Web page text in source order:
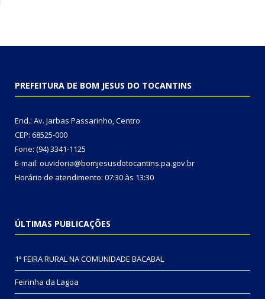
PREFEITURA DE BOM JESUS DO TOCANTINS
End.: Av. Jarbas Passarinho, Centro
CEP: 68525-000
Fone: (94) 3341-1125
E-mail: ouvidoria@bomjesusdotocantins.pa.gov.br
Horário de atendimento: 07:30 às 13:30
ÚLTIMAS PUBLICAÇÕES
1ª FEIRA RURAL NA COMUNIDADE BACABAL
Feirinha da Lagoa